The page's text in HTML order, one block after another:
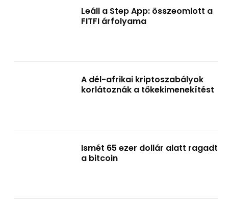
Leáll a Step App: összeomlott a
FITFI árfolyama
A dél-afrikai kriptoszabályok
korlátoznák a tőkekimenekítést
Ismét 65 ezer dollár alatt ragadt
a bitcoin